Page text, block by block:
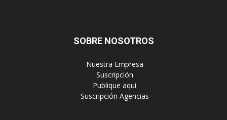
SOBRE NOSOTROS
‎ Nuestra Empresa
‎ Suscripción
‎ Publique aquí
‎ Suscripción Agencias